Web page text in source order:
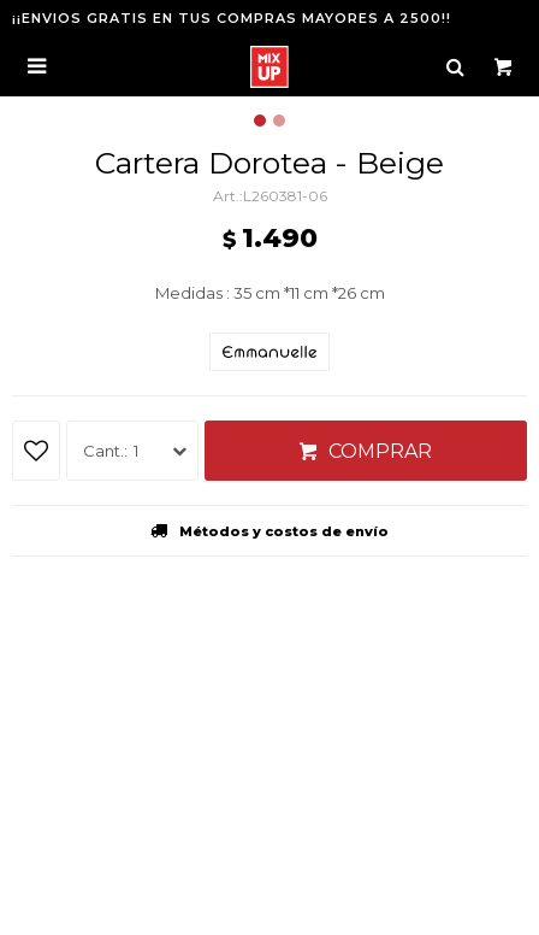
¡¡ENVIOS GRATIS EN TUS COMPRAS MAYORES A 2500!!

Cartera Dorotea - Beige
L260381-06
$ 1.490
Medidas : 35 cm *11 cm *26 cm
1 COMPRAR
Métodos y costos de envío